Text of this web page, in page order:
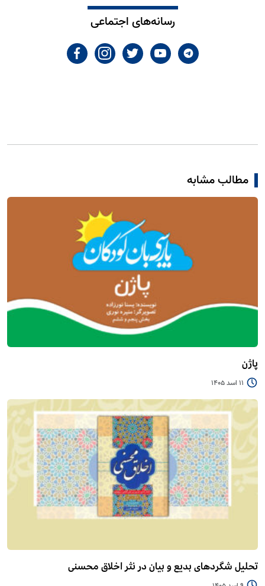
رسانه‌های اجتماعی
مطالب مشابه
پاژن
11 اسد 1405
تحلیل شگردهای بدیع و بیان در نثر اخلاق محسنی